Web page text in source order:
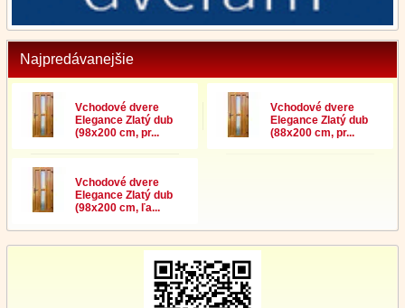
Najpredávanejšie
Vchodové dvere
Elegance Zlatý dub
(98x200 cm, pr...
Vchodové dvere
Elegance Zlatý dub
(88x200 cm, pr...
Vchodové dvere
Elegance Zlatý dub
(98x200 cm, ľa...